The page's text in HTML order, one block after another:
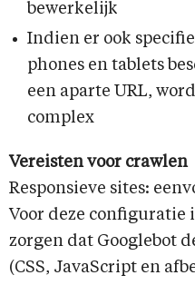
bewerkelijk
Indien er ook
phones en tablets
een aparte URL,
complex
Vereisten voor crawlen
Responsieve sites:
Voor deze configuratie
zorgen dat Googlebot
(CSS, JavaScript en